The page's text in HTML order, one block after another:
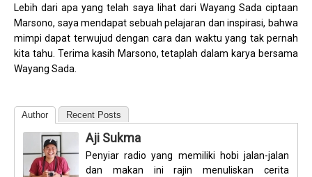
Lebih dari apa yang telah saya lihat dari Wayang Sada ciptaan
Marsono, saya mendapat sebuah pelajaran dan inspirasi, bahwa
mimpi dapat terwujud dengan cara dan waktu yang tak pernah
kita tahu. Terima kasih Marsono, tetaplah dalam karya bersama
Wayang Sada.
Author Recent Posts
Aji Sukma
Penyiar radio yang memiliki hobi jalan-jalan
dan makan ini rajin menuliskan cerita